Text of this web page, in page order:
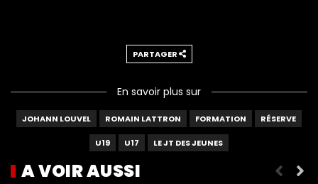
PARTAGER
En savoir plus sur
JOHANN LOUVEL ROMAIN LATTRON FORMATION RÉSERVE
U19 U17 LE JT DES JEUNES
A VOIR AUSSI